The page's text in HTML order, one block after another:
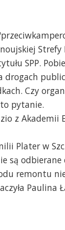
SPP.
drogach
Czy
pytanie.
z Akademii
Plater w
są odbierane
remontu